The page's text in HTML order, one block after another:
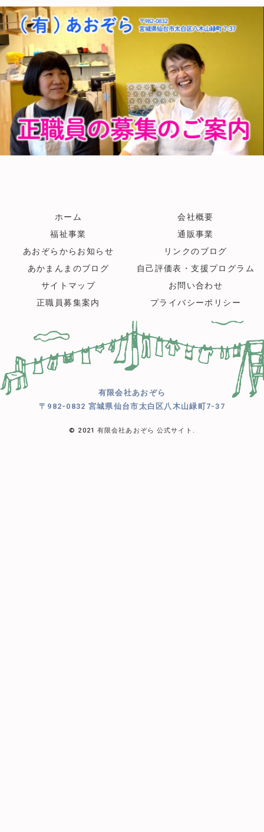
ホーム
会社概要
福祉事業
通販事業
あおぞらからお知らせ
リンクのブログ
あかまんまのブログ
自己評価表・支援プログラム
サイトマップ
お問い合わせ
正職員募集案内
プライバシーポリシー
有限会社あおぞら
〒982-0832 宮城県仙台市太白区八木山緑町7-37
© 2021 有限会社あおぞら 公式サイト.